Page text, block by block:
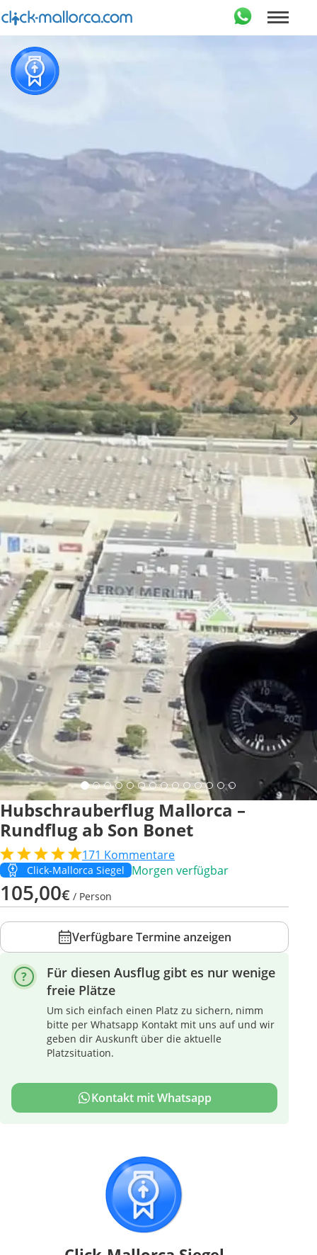
Hubschrauberflug Mallorca –
Rundflug ab Son Bonet
171 Kommentare
Click-Mallorca Siegel Morgen verfügbar
105,00€ / Person
Verfügbare Termine anzeigen
Für diesen Ausflug gibt es nur wenige
freie Plätze
Um sich einfach einen Platz zu sichern, nimm
bitte per Whatsapp Kontakt mit uns auf und wir
geben dir Auskunft über die aktuelle
Platzsituation.
Kontakt mit Whatsapp